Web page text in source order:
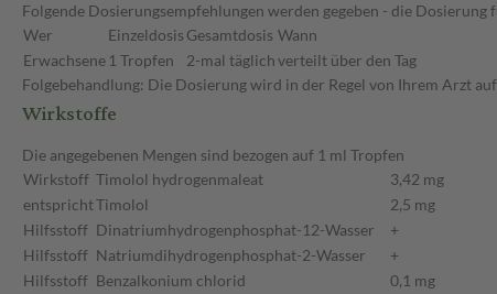
Folgende Dosierungsempfehlungen werden gegeben - die
Wer
Einzeldosis Gesamtdosis Wann
Erwachsene 1 Tropfen 2-mal täglichverteilt über den Tag
Folgebehandlung: Die Dosierung wird in der Regel von Ihrem Arzt
Wirkstoffe
Die angegebenen Mengen sind bezogen auf 1 ml Tropfen
Wirkstoff Timolol hydrogenmaleat
3,42 mg
entsprichtTimolol
2,5 mg
Hilfsstoff Dinatriumhydrogenphosphat-12-Wasser
+
Hilfsstoff Natriumdihydrogenphosphat-2-Wasser
+
Hilfsstoff Benzalkonium chlorid
0,1 mg